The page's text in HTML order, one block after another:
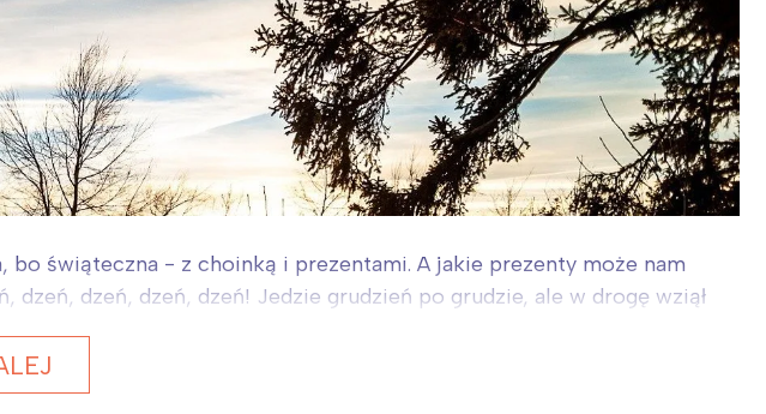
bo świąteczna - z choinką i prezentami. A jakie prezenty może nam
dzeń, dzeń, dzeń! Jedzie grudzień po grudzie, ale w drogę wziął